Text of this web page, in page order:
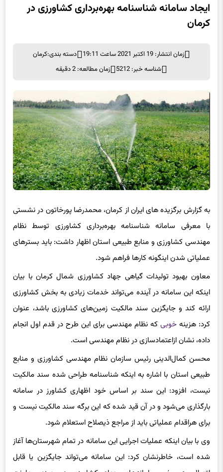
ایجاد سامانه شناسنامه بهره‌برداری کشاورزی در
کرمان
زمان انتشار: 19 اکتبر 2021 ساعت 19:11 دسته بندی:کرمان
شناسه خبر: 5212
زمان مطالعه: 2 دقیقه
به گزارش برگزیده های ایران از کرمان، محمدرضا پورخاتون در نشستی
با معرفی سامانه شناسنامه بهره‌برداری کشاورزی توسط نظام
مهندسی کشاورزی و منابع طبیعی استان اظهار داشت: باید بسترهای
عملیاتی شدن اینگونه کارها فراهم شود.
معاون بهبود تولیدات گیاهی جهاد کشاورزی شمال کرمان با بیان
اینکه این سامانه در آینده می‌تواند خدمات زیادی به بخش کشاورزی
ارائه کند و جایگزین سند مالکیت زمین‌های کشاورزی باشد، عنوان
کرد: هزینهخوبی که نظام مهندسی برای این طرح در قدم اول انجام
داده، نشان ازاعتمادسازی در نظام مهندسی است.
محسن کمال‌الدینی رئیس سازمان نظام مهندسی کشاورزی و منابع
طبیعی استان با اشاره به اینکه شناسنامه طراحی شده سند مالکیت
نیست، افزود: این سند بر اساس خود اظهاری کشاورز در سامانه
بارگذاری می‌شود و در آن قید شده که این برگه سند مالکیت نیست و
برای هراقدام عملیاتی باید از مراجع ذیصلاح استعلام شود.
وی با بیان اینکه عملیات اجرایی این سامانه در تمام شهرستان‌ها آغاز
شده است، خاطرنشان کرد: این سامانه می‌تواند جایگزین یا قابل